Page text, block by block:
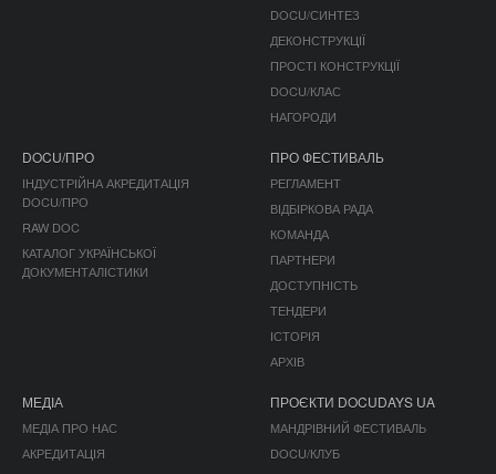
DOCU/СИНТЕЗ
ДЕКОНСТРУКЦІЇ
ПРОСТІ КОНСТРУКЦІЇ
DOCU/КЛАС
НАГОРОДИ
DOCU/ПРО
ІНДУСТРІЙНА АКРЕДИТАЦІЯ
DOCU/ПРО
RAW DOC
КАТАЛОГ УКРАЇНСЬКОЇ
ДОКУМЕНТАЛІСТИКИ
ПРО ФЕСТИВАЛЬ
РЕГЛАМЕНТ
ВІДБІРКОВА РАДА
КОМАНДА
ПАРТНЕРИ
ДОСТУПНІСТЬ
ТЕНДЕРИ
ІСТОРІЯ
АРХІВ
МЕДІА
МЕДІА ПРО НАС
АКРЕДИТАЦІЯ
ПРОЄКТИ DOCUDAYS UA
МАНДРІВНИЙ ФЕСТИВАЛЬ
DOCU/КЛУБ